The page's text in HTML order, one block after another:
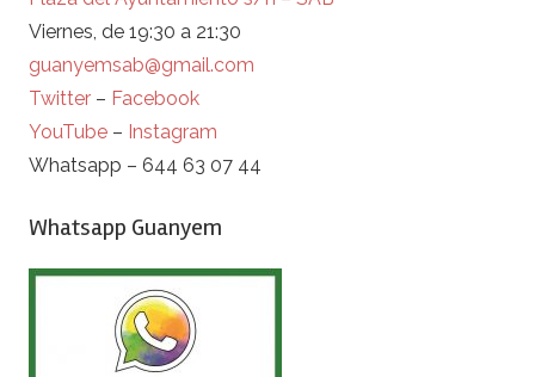
Viernes, de 19:30 a 21:30
guanyemsab@gmail.com
Twitter – Facebook
YouTube – Instagram
Whatsapp – 644 63 07 44
Whatsapp Guanyem